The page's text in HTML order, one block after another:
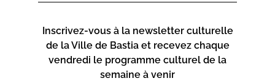
LEKTOSInscrivez-vous à la newsletter culturelle
de la Ville de Bastia et recevez chaque
vendredi le programme culturel de la
semaine à venir